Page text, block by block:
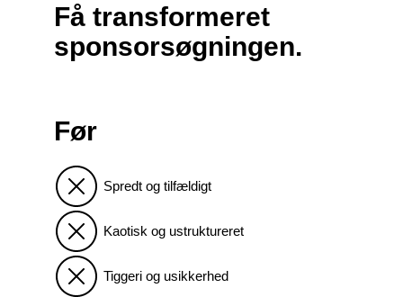
Få transformeret
sponsorsøgningen.
Før
Spredt og tilfældigt
Kaotisk og ustruktureret
Tiggeri og usikkerhed